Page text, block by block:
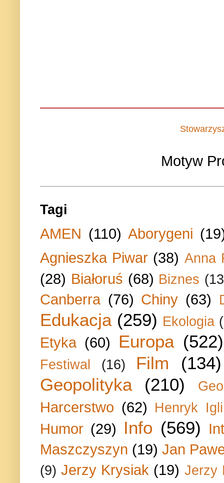
Motyw
Tagi
AMEN (110) Aborygeni
Agnieszka Piwar (38) Anna
(28) Białoruś (68) Biznes
Canberra (76) Chiny (63)
Edukacja (259) Ekologia
Etyka (60) Europa (522)
Festiwal (16) Film
(134)
Geopolityka
(210)
Harcerstwo (62) Henryk
Humor (29) Info (569)
Maszczyszyn (19) Jan
(9) Jerzy Krysiak (19) Jerzy